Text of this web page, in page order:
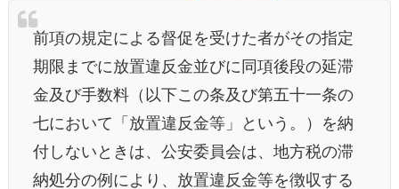
前項の規定による督促を受けた者がその指定
期限までに放置違反金並びに同項後段の延滞
金及び手数料（以下この条及び第五十一条の
七において「放置違反金等」という。）を納
付しないときは、公安委員会は、地方税の滞
納処分の例により、放置違反金等を徴収する